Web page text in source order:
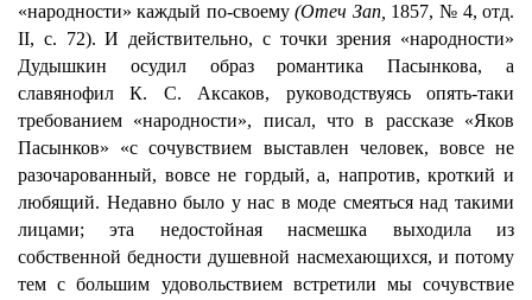
«народности» каждый по-своему(Отеч Зап, 1857, № 4, отд.
II, с. 72). И действительно, с точки зрения «народности»
Дудышкин осудил образ романтика Пасынкова, а
славянофил К. С. Аксаков, руководствуясь опять-таки
требованием «народности», писал, что в рассказе «Яков
Пасынков» «с сочувствием выставлен человек, вовсе не
разочарованный, вовсе не гордый, а, напротив, кроткий и
любящий. Недавно было у нас в моде смеяться над такими
лицами; эта недостойная насмешка выходила из
собственной бедности душевной насмехающихся, и потому
тем с большим удовольствием встретили мы сочувствие